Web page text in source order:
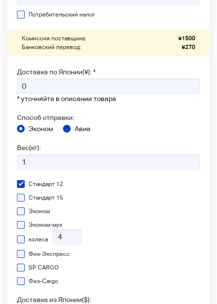
Потребительский налог
Комиссия поставщика: ¥1500
Банковский перевод:
¥270
Доставка по Японии(¥): *
* уточняйте в описании товара
Способ отправки:
Эконом
Авиа
Вес(кг):
Стандарт 12
Стандарт 15
Эконом
Эконом-муз
колеса
Физ-Экспресс
SP CARGO
Физ-Сargo
Доставка из Японии($):